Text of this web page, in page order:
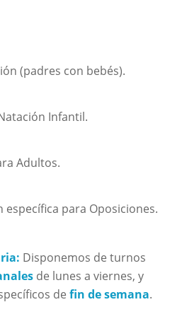
(padres con bebés).
Infantil.
Adultos.
específica para Oposiciones.
Disponemos de turnos
de lunes a viernes, y
de fin de semana.